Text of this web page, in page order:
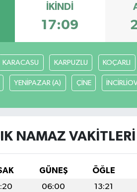
İKINDI
17:09
KARACASU KARPUZLU KOÇARLI
YENİPAZAR (A) ÇİNE
NAMAZ VAKITLERI
GÜNEŞ ÖĞLE
06:00 13:21